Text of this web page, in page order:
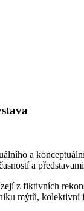
a
a
z fiktivních
mýtů, kolektivní